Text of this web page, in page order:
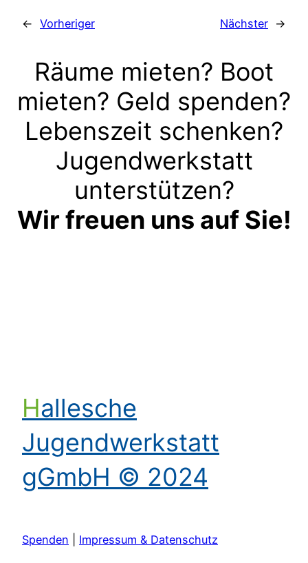
← Vorheriger Nächster →
Räume mieten? Boot
mieten? Geld spenden?
Lebenszeit schenken?
Jugendwerkstatt
unterstützen?
Wir freuen uns auf Sie!
Hallesche
Jugendwerkstatt
gGmbH © 2024
Spenden Impressum & Datenschutz